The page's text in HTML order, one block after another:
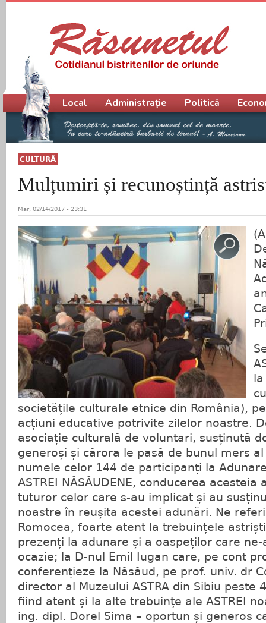
CULTURĂ
Mulțumiri și recunoștință
Mar, 02/14/2017 - 23:31
societățile culturale etnice din România),
acțiuni educative potrivite zilelor noastre.
asociație culturală de voluntari, susținută
generoși și cărora le pasă de bunul mers
numele celor 144 de participanți la
ASTREI NĂSĂUDENE, conducerea
tuturor celor care s-au implicat și au
noastre în reușita acestei adunări. Ne
Romocea, foarte atent la trebuințele
prezenți la adunare și a oaspeților care
ocazie; la D-nul Emil Iugan care, pe cont
conferențieze la Năsăud, pe prof. univ. dr
director al Muzeului ASTRA din Sibiu peste
fiind atent și la alte trebuințe ale ASTREI
ing. dipl. Dorel Sima – oportun și generos
Meniu principal
Local Administrație Politică